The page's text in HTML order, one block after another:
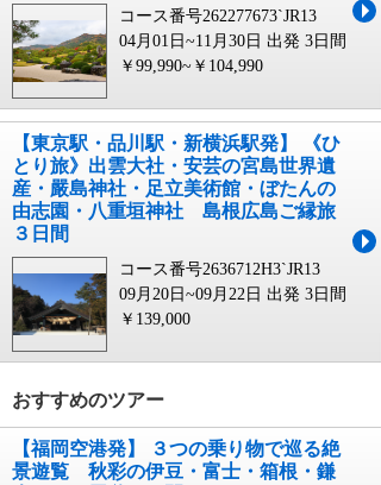
コース番号262277673`JR13
04月01日~11月30日 出発 3日間
￥99,990~￥104,990
【東京駅・品川駅・新横浜駅発】 《ひ
とり旅》出雲大社・安芸の宮島世界遺
産・嚴島神社・足立美術館・ぼたんの
由志園・八重垣神社 島根広島ご縁旅
３日間
コース番号2636712H3`JR13
09月20日~09月22日 出発 3日間
￥139,000
おすすめのツアー
【福岡空港発】 ３つの乗り物で巡る絶
景遊覧 秋彩の伊豆・富士・箱根・鎌